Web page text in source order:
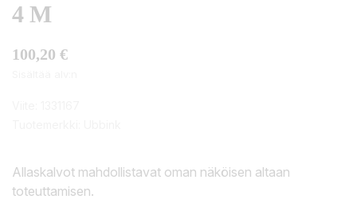
4 M
100,20 €
Allaskalvot mahdollistavat oman näköisen altaan
toteuttamisen.